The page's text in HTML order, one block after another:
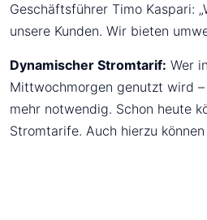
Geschäftsführer Timo Kaspari:
unsere Kunden. Wir bieten
Dynamischer Stromtarif: Wer
Mittwochmorgen genutzt wird
mehr notwendig. Schon heute
Stromtarife. Auch hierzu